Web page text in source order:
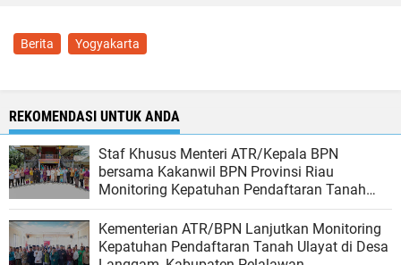
Berita Yogyakarta
REKOMENDASI UNTUK ANDA
Staf Khusus Menteri ATR/Kepala BPN
bersama Kakanwil BPN Provinsi Riau
Monitoring Kepatuhan Pendaftaran Tanah
Ulayat di Kubu, Rokan Hilir
Kementerian ATR/BPN Lanjutkan Monitoring
Kepatuhan Pendaftaran Tanah Ulayat di Desa